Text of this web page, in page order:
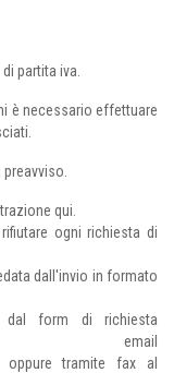
partita iva.
è necessario effettuare
qui
ogni richiesta di
dall'invio in formato
dal form di richiesta
email
oppure tramite fax al